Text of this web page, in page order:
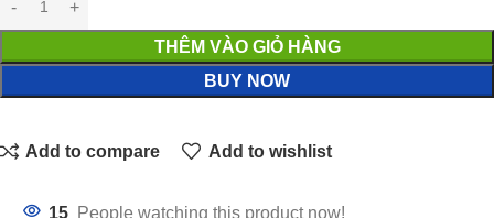
THÊM VÀO GIỎ HÀNG
BUY NOW
Add to compare Add to wishlist
15 People watching this product now!